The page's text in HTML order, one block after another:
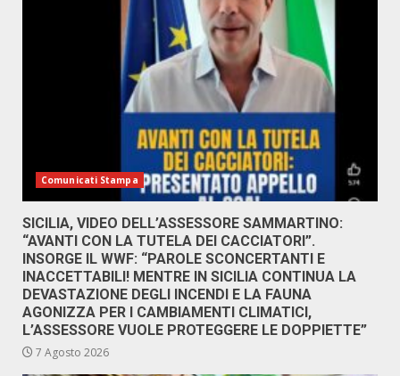
Comunicati Stampa
SICILIA, VIDEO DELL’ASSESSORE SAMMARTINO:
“AVANTI CON LA TUTELA DEI CACCIATORI”.
INSORGE IL WWF: “PAROLE SCONCERTANTI E
INACCETTABILI! MENTRE IN SICILIA CONTINUA LA
DEVASTAZIONE DEGLI INCENDI E LA FAUNA
AGONIZZA PER I CAMBIAMENTI CLIMATICI,
L’ASSESSORE VUOLE PROTEGGERE LE DOPPIETTE”
7 Agosto 2026